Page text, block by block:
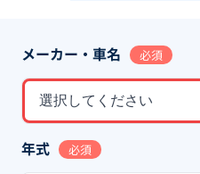
メーカー・車名 必須
選択してください
年式 必須